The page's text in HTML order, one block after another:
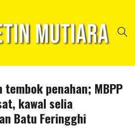
penahan; MBPP
kawal selia
Batu Feringghi